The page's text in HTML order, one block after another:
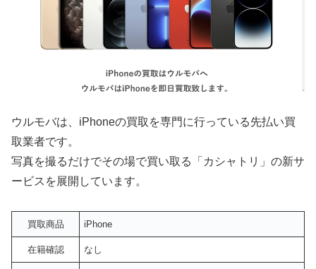
ウルモバは、iPhoneの買取を専門に行っている先払い買
取業者です。
写真を撮るだけでその場で買い取る「カシャトリ」の新サ
ービスを展開しています。
買取商品 iPhone
在籍確認 なし